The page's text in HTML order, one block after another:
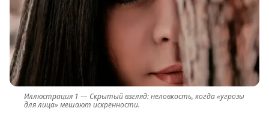
Скрытый взгляд: неловкость, когда «угрозы
для лица» мешают искренности.